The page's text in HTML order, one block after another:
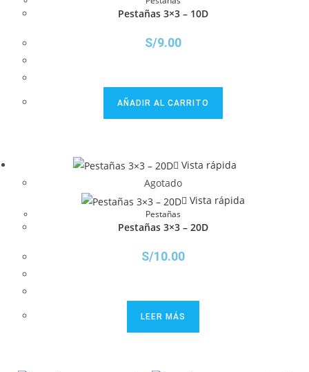
Pestañas 3×3 – 10D
S/9.00
AÑADIR AL CARRITO
Vista rápida
Agotado
Vista rápida
Pestañas
Pestañas 3×3 – 20D
S/10.00
LEER MÁS